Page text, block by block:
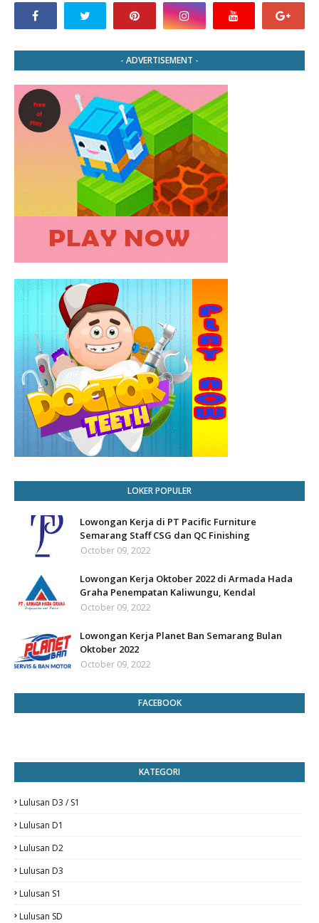
- ADVERTISEMENT -
LOKER POPULER
Lowongan Kerja di PT Pacific Furniture
Semarang Staff CSG dan QC Finishing
October 09, 2022
Lowongan Kerja Oktober 2022 di Armada Hada
Graha Penempatan Kaliwungu, Kendal
October 09, 2022
Lowongan Kerja Planet Ban Semarang Bulan
Oktober 2022
October 09, 2022
FACEBOOK
KATEGORI
Lulusan D3 / S1
Lulusan D1
Lulusan D2
Lulusan D3
Lulusan S1
Lulusan SD